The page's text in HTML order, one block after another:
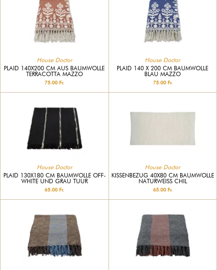
House Doctor
PLAID 140X200 CM AUS BAUMWOLLE
TERRACOTTA MAZZO
75.00 Fr.
House Doctor
PLAID 140 X 200 CM BAUMWOLLE
BLAU MAZZO
75.00 Fr.
House Doctor
PLAID 130X180 CM BAUMWOLLE OFF-
WHITE UND GRAU TUUR
65.00 Fr.
House Doctor
KISSENBEZUG 40X80 CM BAUMWOLLE
NATURWEISS CHIL
65.00 Fr.